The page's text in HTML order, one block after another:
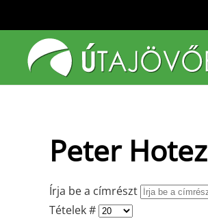
Fő tartalom átugrása
Peter Hotez
Írja be a címrészt
Tételek #